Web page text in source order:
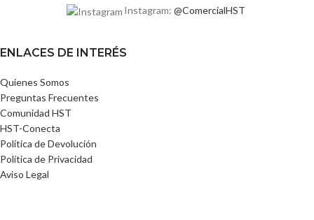
Instagram: @ComercialHST
ENLACES DE INTERÉS
Quienes Somos
Preguntas Frecuentes
Comunidad HST
HST-Conecta
Política de Devolución
Política de Privacidad
Aviso Legal